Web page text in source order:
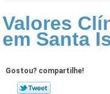
Valores
em Santa
Gostou? compartilhe!